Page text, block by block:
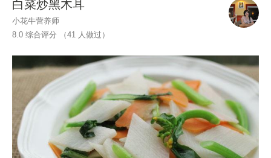
白菜炒黑木耳
小花牛营养师
8.0 综合评分 （41 人做过）